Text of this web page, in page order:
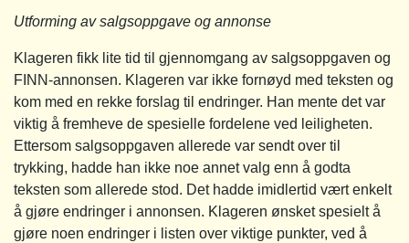
Utforming av salgsoppgave og annonse
Klageren fikk lite tid til gjennomgang av salgsoppgaven og
FINN-annonsen. Klageren var ikke fornøyd med teksten og
kom med en rekke forslag til endringer. Han mente det var
viktig å fremheve de spesielle fordelene ved leiligheten.
Ettersom salgsoppgaven allerede var sendt over til
trykking, hadde han ikke noe annet valg enn å godta
teksten som allerede stod. Det hadde imidlertid vært enkelt
å gjøre endringer i annonsen. Klageren ønsket spesielt å
gjøre noen endringer i listen over viktige punkter, ved å